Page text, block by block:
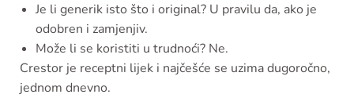
Je li generik isto što i original? U pravilu da, ako je
odobren i zamjenjiv.
Može li se koristiti u trudnoći? Ne.
Crestor je receptni lijek i najčešće se uzima dugoročno,
jednom dnevno.